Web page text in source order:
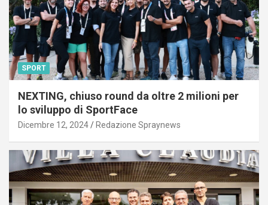
SPORT
NEXTING, chiuso round da oltre 2 milioni per
lo sviluppo di SportFace
Dicembre 12, 2024 Redazione Spraynews